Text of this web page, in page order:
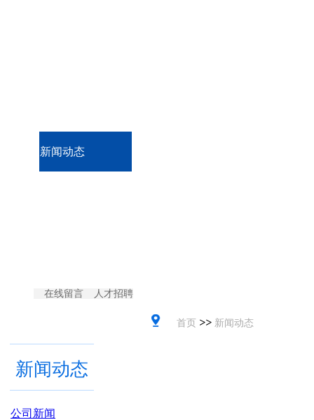
新闻动态
在线留言 人才招聘
首页 >> 新闻动态
新闻动态
公司新闻